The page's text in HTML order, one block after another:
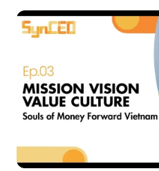
SynCEO#5: The